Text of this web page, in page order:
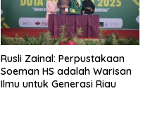
Rusli Zainal: Perpustakaan
Soeman HS adalah Warisan
Ilmu untuk Generasi Riau